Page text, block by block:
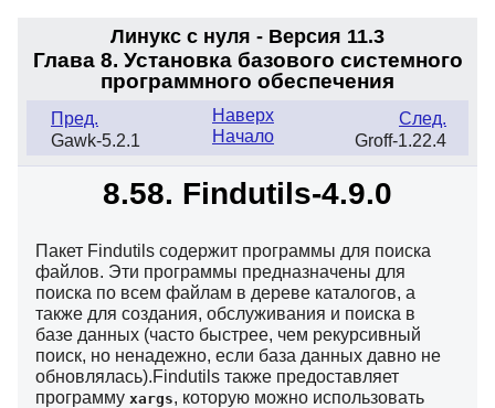
Линукс с нуля - Версия 11.3
Глава 8. Установка базового системного
программного обеспечения
Пред.
Gawk-5.2.1
След.
Groff-1.22.4
Наверх
Начало
8.58. Findutils-4.9.0
Пакет Findutils содержит программы для поиска
файлов. Эти программы предназначены для
поиска по всем файлам в дереве каталогов, а
также для создания, обслуживания и поиска в
базе данных (часто быстрее, чем рекурсивный
поиск, но ненадежно, если база данных давно не
обновлялась).Findutils также предоставляет
программу xargs, которую можно использовать